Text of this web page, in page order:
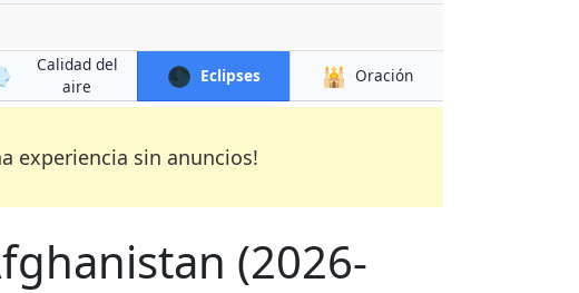
Calidad del
aire
🌑 Eclipses 🕌 Oración
experiencia sin anuncios!
(2026-